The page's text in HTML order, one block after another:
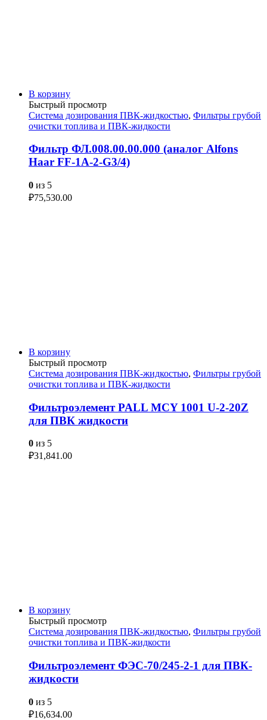
В корзину
Быстрый просмотр
Система дозирования ПВК-жидкостью, Фильтры грубой
очистки топлива и ПВК-жидкости
Фильтр ФЛ.008.00.00.000 (аналог Alfons
Haar FF-1A-2-G3/4)
0 из 5
₽75,530.00
В корзину
Быстрый просмотр
Система дозирования ПВК-жидкостью, Фильтры грубой
очистки топлива и ПВК-жидкости
Фильтроэлемент PALL MCY 1001 U-2-20Z
для ПВК жидкости
0 из 5
₽31,841.00
В корзину
Быстрый просмотр
Система дозирования ПВК-жидкостью, Фильтры грубой
очистки топлива и ПВК-жидкости
Фильтроэлемент ФЭС-70/245-2-1 для ПВК-
жидкости
0 из 5
₽16,634.00